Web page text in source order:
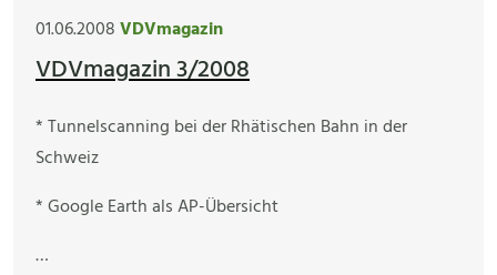
01.06.2008VDVmagazin
VDVmagazin 3/2008
* Tunnelscanning bei der Rhätischen Bahn in der
Schweiz
* Google Earth als AP-Übersicht
…